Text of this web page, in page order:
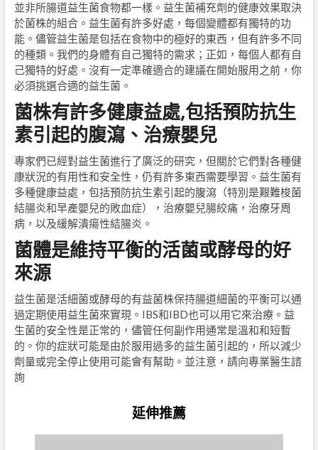
並非所腸道益生菌食物都一樣。益生菌補充劑的健康效果取決
於菌株的組合。益生菌有許多好處，每個變體都有獨特的功
能。儘管益生菌是包括在食物中的極好的東西，但有許多不同
的種類。我們的身體有自己獨特的需求；正如，每個人都有自
己獨特的好處。沒有一定準確適合的建議在開始服用之前，你
必須挑選合適的益生菌。
菌株有許多健康益處,包括預防抗生
素引起的腹瀉、治療嬰兒
專家們已經對益生菌進行了廣泛的研究，但關於它們對各種健
康狀況的有用性和安全性，仍有許多東西需要學習。益生菌有
多種健康益處，包括預防抗生素引起的腹瀉（特別是艱難梭菌
結腸炎和早產嬰兒的敗血症），治療嬰兒腸絞痛，治療牙周
病，以及緩解潰瘍性結腸炎。
菌體是維持平衡的活菌或酵母的好
來源
益生菌是活細菌或酵母的有益菌株保持腸道細菌的平衡可以通
過定期使用益生菌來實現。IBS和IBD也可以用它來治療。益
生菌的安全性是正常的，儘管任何副作用通常是溫和和短暫
的。你的症狀可能是由於服用過多的益生菌引起的，所以減少
劑量或完全停止使用可能會有幫助。並注意，請向專業醫生諮
詢
延伸推薦